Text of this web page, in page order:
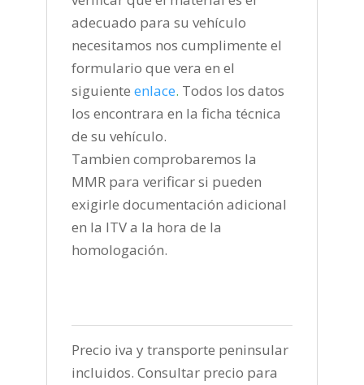
adecuado para su vehículo
necesitamos nos cumplimente el
formulario que vera en el
siguiente enlace. Todos los datos
los encontrara en la ficha técnica
de su vehículo.
Tambien comprobaremos la
MMR para verificar si pueden
exigirle documentación adicional
en la ITV a la hora de la
homologación.
Precio iva y transporte peninsular
incluidos. Consultar precio para